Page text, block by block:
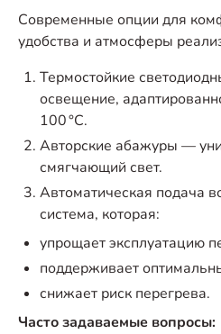
Современные опции для
удобства и атмосферы
Термостойкие
освещение,
100 °C.
Авторские абажуры —
смягчающий свет.
Автоматическая подача
система, которая:
упрощает эксплуатацию
поддерживает
снижает риск перегрева.
Часто задаваемые вопросы: